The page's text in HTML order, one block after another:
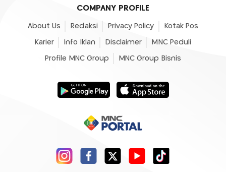
COMPANY PROFILE
About Us Redaksi Privacy Policy Kotak Pos
Karier Info Iklan Disclaimer MNC Peduli
Profile MNC Group MNC Group Bisnis